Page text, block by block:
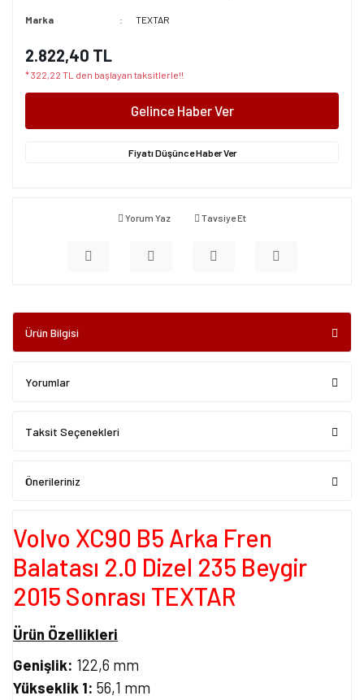
Marka TEXTAR
2.822,40 TL
* 322,22 TL den başlayan taksitlerle!!
Gelince Haber Ver
Fiyatı Düşünce Haber Ver
Yorum Yaz Tavsiye Et
Ürün Bilgisi
Yorumlar
Taksit Seçenekleri
Önerileriniz
Volvo XC90 B5 Arka Fren
Balatası 2.0 Dizel 235 Beygir
2015 Sonrası TEXTAR
Ürün Özellikleri
Genişlik: 122,6 mm
Yükseklik 1: 56,1 mm